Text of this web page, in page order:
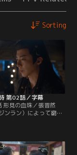
Sorting
第02話／字幕
形見の血珠／張晋然
ンラン）によって窮地
の身分から解放される
端午（ドゥアンウ
商人になりたいと夢を
張晋然が皇帝から信頼